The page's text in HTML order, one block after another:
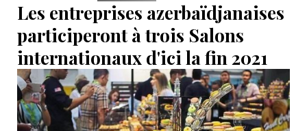
Les entreprises azerbaïdjanaises
participeront à trois Salons
internationaux d'ici la fin 2021